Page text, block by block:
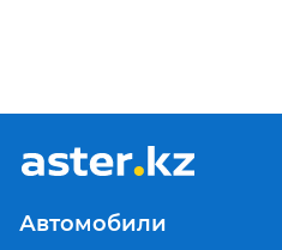
Автомобили